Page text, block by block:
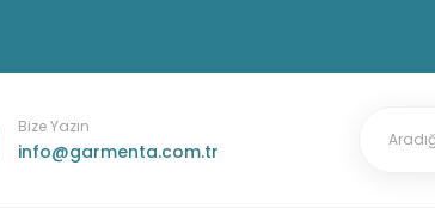
Bize Yazın
info@garmenta.com.tr